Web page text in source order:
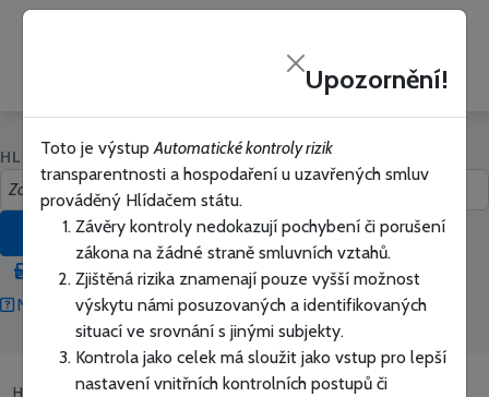
PŘIHLÁSIT SE
HLEDAT V HLÍDAČI STÁTU
HLEDAT
Přepnout na vyhledávání bez našeptávače
Nápověda jak vyhledávat
Snadné hledání
Hlídač státu Úřady a firmy ALFA 09 s. r. o.
Zavřít
Upozornění!
Toto je výstupAutomatické kontroly rizik
transparentnosti a hospodaření u uzavřených smluv
prováděný Hlídačem státu.
Závěry kontroly nedokazují pochybení či porušení
zákona na žádné straně smluvních vztahů.
Zjištěná rizika znamenají pouze vyšší možnost
výskytu námi posuzovaných a identifikovaných
situací ve srovnání s jinými subjekty.
Kontrola jako celek má sloužit jako vstup pro lepší
nastavení vnitřních kontrolních postupů či